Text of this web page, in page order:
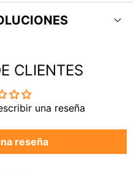
te ayudamos
CLIENTES
una reseña
reseña